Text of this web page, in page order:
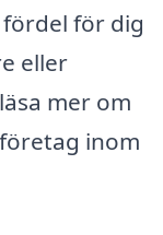
för dig
eller
mer om
inom